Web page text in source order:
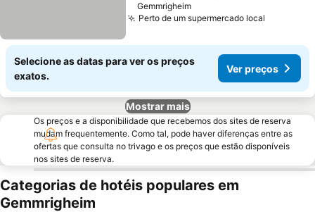
Gemmrigheim
Perto de um supermercado local
Selecione as datas para ver os preços
exatos.
Ver preços
Mostrar mais
Os preços e a disponibilidade que recebemos dos sites de reserva
mudam frequentemente. Como tal, pode haver diferenças entre as
ofertas que consulta no trivago e os preços que estão disponíveis
nos sites de reserva.
Categorias de hotéis populares em
Gemmrigheim